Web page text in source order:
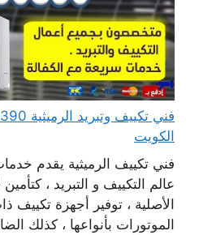
الكويت
فني تكييف الرميثية يقدم
عالم التكييف و التبريد ،
الأصلية ، توفير أجهزة تكييف
الموتورات بأنواعها ، كذلك